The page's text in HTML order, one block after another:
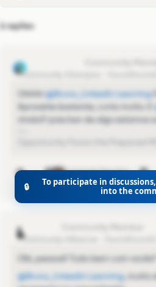
6 replies
Maurício Souzá
Community Champion
Ohhhh ​@Bruno_LinkedIn Learning
Aproveite bastante, curta muito. E ​
vinda!!! precisar de algo estamos
4 people like this
mari2023
Community Influencer
Olá, pessoal! Tudo bem com vocês?
@Bruno_LinkedIn Learning, muito
🔒
To participate in
into the